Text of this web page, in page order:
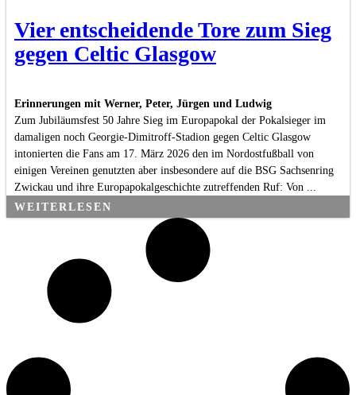
Vier entscheidende Tore zum Sieg
gegen Celtic Glasgow
Erinnerungen mit Werner, Peter, Jürgen und Ludwig
Zum Jubiläumsfest 50 Jahre Sieg im Europapokal der Pokalsieger im
damaligen noch Georgie-Dimitroff-Stadion gegen Celtic Glasgow
intonierten die Fans am 17. März 2026 den im Nordostfußball von
einigen Vereinen genutzten aber insbesondere auf die BSG Sachsenring
Zwickau und ihre Europapokalgeschichte zutreffenden Ruf: Von ...
WEITERLESEN